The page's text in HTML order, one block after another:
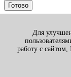
Готово
Принимаем к
Вы смотрели 1
Избранные товары
Для
работу с